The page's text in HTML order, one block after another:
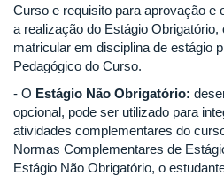
Curso e requisito para aprovação e
a realização do Estágio
matricular em disciplina de estágio
Pedagógico do Curso.
- O Estágio Não Obrigatório:
opcional, pode ser utilizado para
atividades complementares do
Normas Complementares de
Estágio Não Obrigatório, o